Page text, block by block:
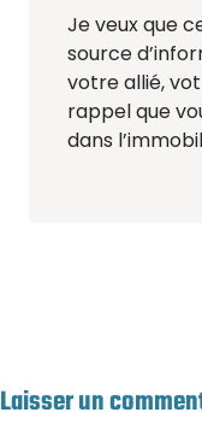
Je veux que
source
votre allié,
rappel que
dans
Laisser un